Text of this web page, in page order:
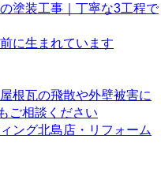
塗装工事｜丁寧な3工程で
に生まれています
根瓦の飛散や外壁被害に
ご相談ください
ング北島店・リフォーム